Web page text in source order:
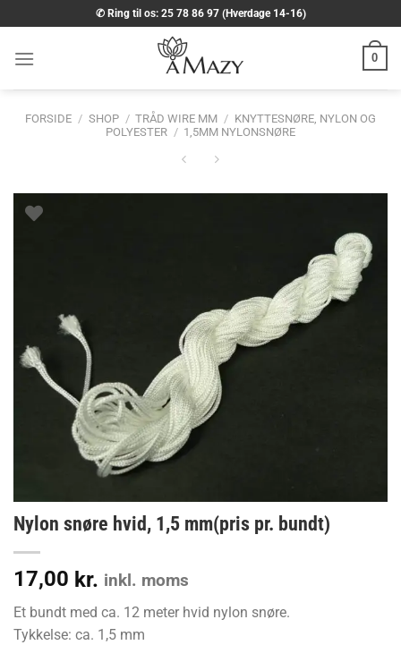
til
indhold
✆ Ring til os: 25 78 86 97 (Hverdage 14-16)
0
FORSIDE / SHOP / TRÅD WIRE MM / KNYTTESNØRE, NYLON OG
POLYESTER / 1,5MM NYLONSNØRE
Nylon snøre hvid, 1,5 mm(pris pr. bundt)
17,00 kr. inkl. moms
Et bundt med ca. 12 meter hvid nylon snøre.
Tykkelse: ca. 1,5 mm